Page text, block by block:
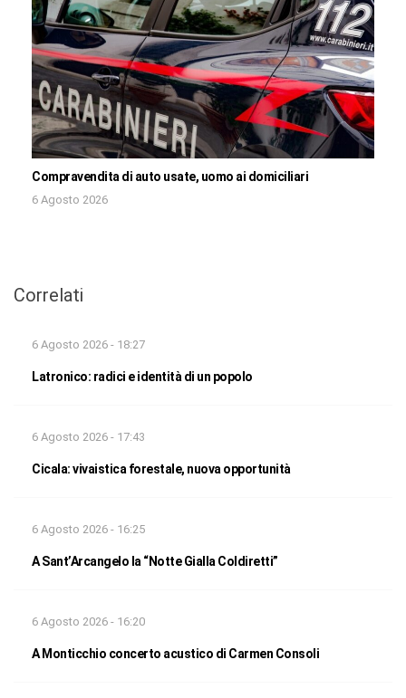
Compravendita di auto usate, uomo ai domiciliari
6 Agosto 2026
Correlati
6 Agosto 2026 - 18:27
Latronico: radici e identità di un popolo
6 Agosto 2026 - 17:43
Cicala: vivaistica forestale, nuova opportunità
6 Agosto 2026 - 16:25
A Sant’Arcangelo la “Notte Gialla Coldiretti”
6 Agosto 2026 - 16:20
A Monticchio concerto acustico di Carmen Consoli